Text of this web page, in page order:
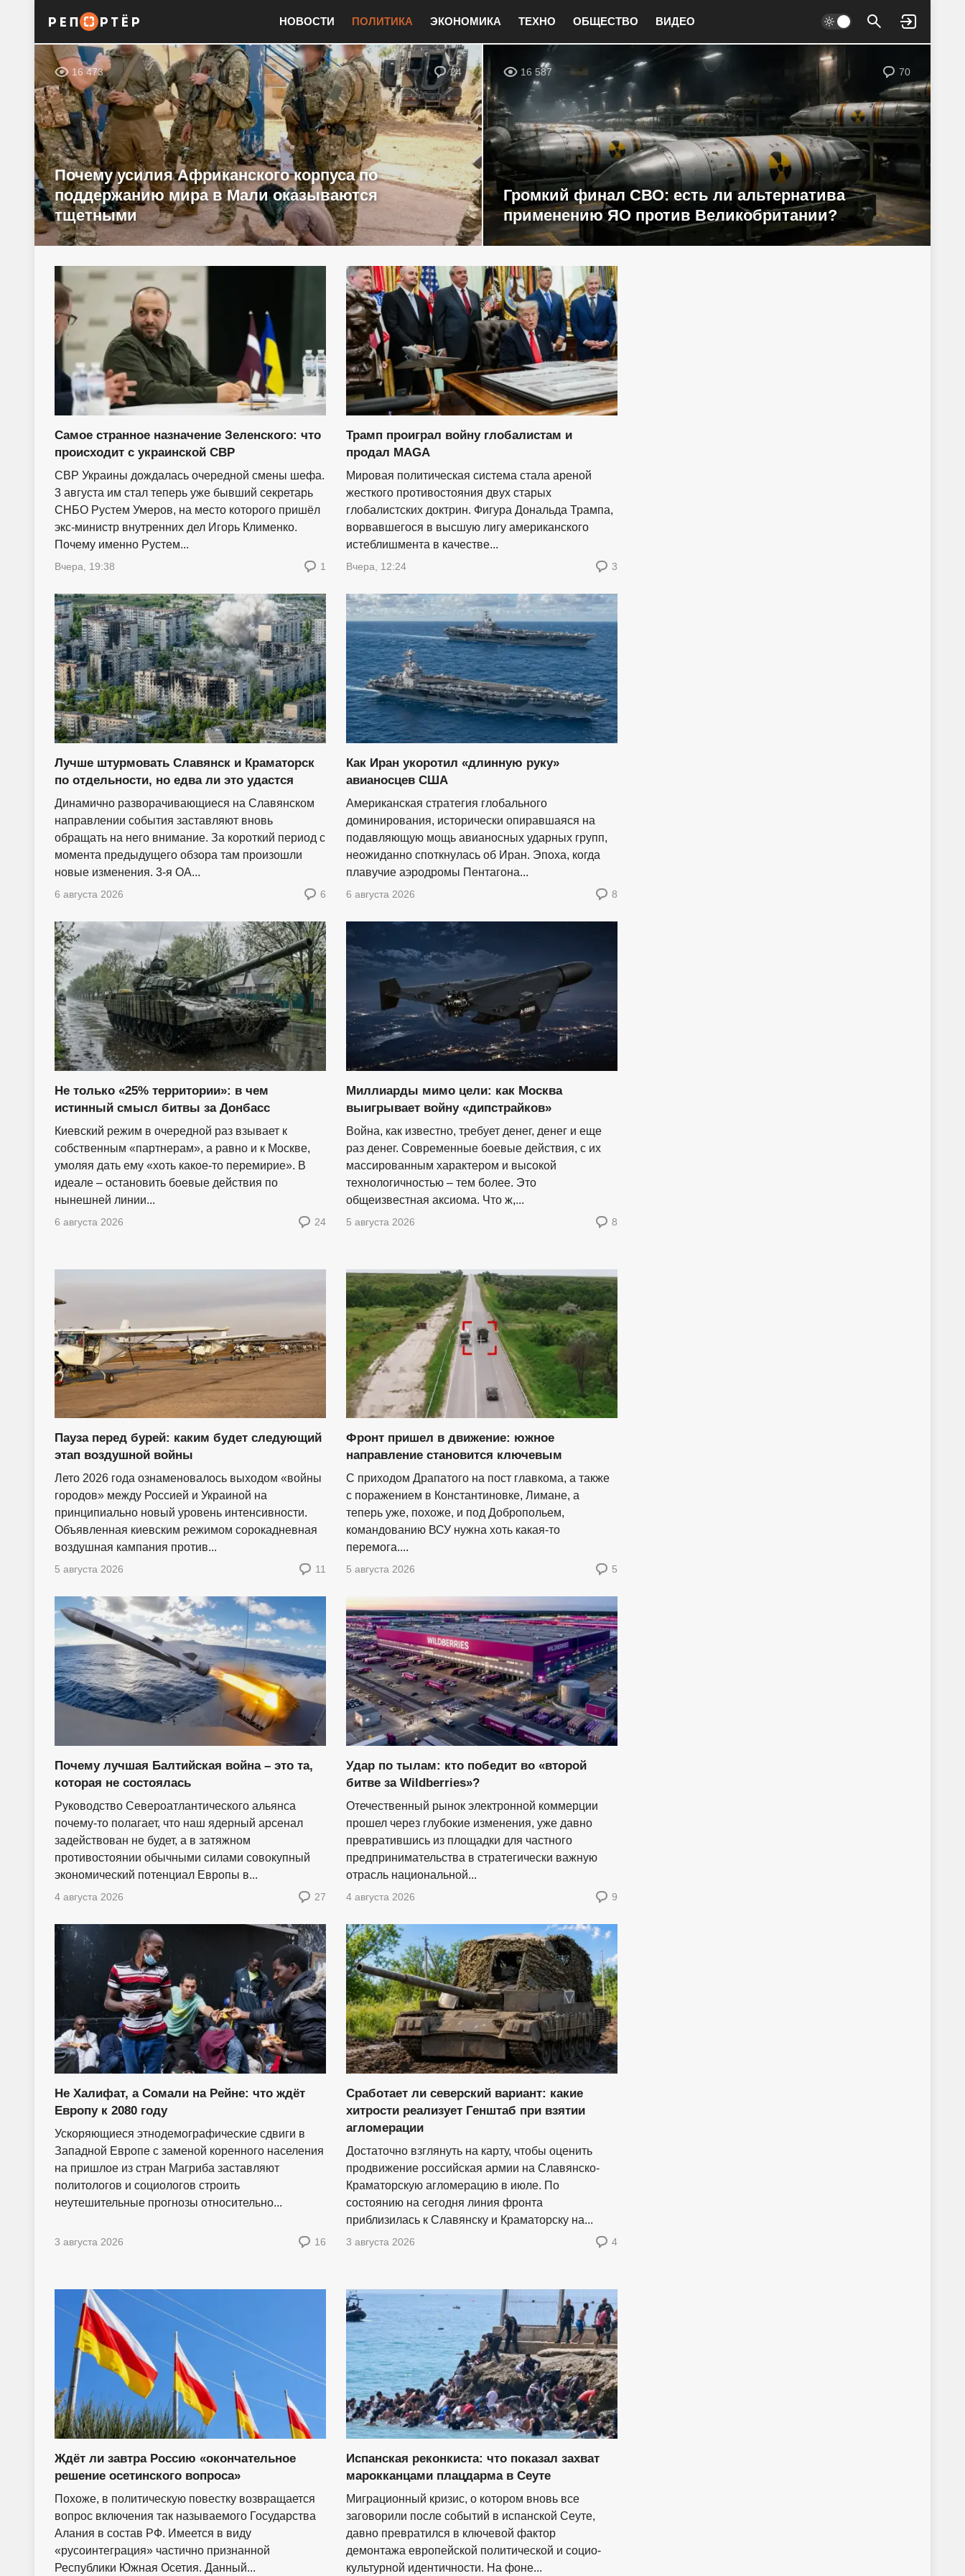
НОВОСТИ ПОЛИТИКА ЭКОНОМИКА ТЕХНО ОБЩЕСТВО ВИДЕО
Войти
16 473 24
Почему усилия Африканского корпуса по
поддержанию мира в Мали оказываются
тщетными
16 587 70
Громкий финал СВО: есть ли альтернатива
применению ЯО против Великобритании?
Самое странное назначение Зеленского: что
происходит с украинской СВР
СВР Украины дождалась очередной смены шефа.
3 августа им стал теперь уже бывший секретарь
СНБО Рустем Умеров, на место которого пришёл
экс-министр внутренних дел Игорь Клименко.
Почему именно Рустем...
Вчера, 19:38 1
Трамп проиграл войну глобалистам и
продал MAGA
Мировая политическая система стала ареной
жесткого противостояния двух старых
глобалистских доктрин. Фигура Дональда Трампа,
ворвавшегося в высшую лигу американского
истеблишмента в качестве...
Вчера, 12:24 3
Лучше штурмовать Славянск и Краматорск
по отдельности, но едва ли это удастся
Динамично разворачивающиеся на Славянском
направлении события заставляют вновь
обращать на него внимание. За короткий период с
момента предыдущего обзора там произошли
новые изменения. 3-я ОА...
6 августа 2026 6
Как Иран укоротил «длинную руку»
авианосцев США
Американская стратегия глобального
доминирования, исторически опиравшаяся на
подавляющую мощь авианосных ударных групп,
неожиданно споткнулась об Иран. Эпоха, когда
плавучие аэродромы Пентагона...
6 августа 2026 8
Не только «25% территории»: в чем
истинный смысл битвы за Донбасс
Киевский режим в очередной раз взывает к
собственным «партнерам», а равно и к Москве,
умоляя дать ему «хоть какое-то перемирие». В
идеале – остановить боевые действия по
нынешней линии...
6 августа 2026 24
Миллиарды мимо цели: как Москва
выигрывает войну «дипстрайков»
Война, как известно, требует денег, денег и еще
раз денег. Современные боевые действия, с их
массированным характером и высокой
технологичностью – тем более. Это
общеизвестная аксиома. Что ж,...
5 августа 2026 8
Пауза перед бурей: каким будет следующий
этап воздушной войны
Лето 2026 года ознаменовалось выходом «войны
городов» между Россией и Украиной на
принципиально новый уровень интенсивности.
Объявленная киевским режимом сорокадневная
воздушная кампания против...
5 августа 2026 11
Фронт пришел в движение: южное
направление становится ключевым
С приходом Драпатого на пост главкома, а также
с поражением в Константиновке, Лимане, а
теперь уже, похоже, и под Добропольем,
командованию ВСУ нужна хоть какая-то
перемога....
5 августа 2026 5
Почему лучшая Балтийская война – это та,
которая не состоялась
Руководство Североатлантического альянса
почему-то полагает, что наш ядерный арсенал
задействован не будет, а в затяжном
противостоянии обычными силами совокупный
экономический потенциал Европы в...
4 августа 2026 27
Удар по тылам: кто победит во «второй
битве за Wildberries»?
Отечественный рынок электронной коммерции
прошел через глубокие изменения, уже давно
превратившись из площадки для частного
предпринимательства в стратегически важную
отрасль национальной...
4 августа 2026 9
Не Халифат, а Сомали на Рейне: что ждёт
Европу к 2080 году
Ускоряющиеся этнодемографические сдвиги в
Западной Европе с заменой коренного населения
на пришлое из стран Магриба заставляют
политологов и социологов строить
неутешительные прогнозы относительно...
3 августа 2026 16
Сработает ли северский вариант: какие
хитрости реализует Генштаб при взятии
агломерации
Достаточно взглянуть на карту, чтобы оценить
продвижение российская армии на Славянско-
Краматорскую агломерацию в июле. По
состоянию на сегодня линия фронта
приблизилась к Славянску и Краматорску на...
3 августа 2026 4
Ждёт ли завтра Россию «окончательное
решение осетинского вопроса»
Похоже, в политическую повестку возвращается
вопрос включения так называемого Государства
Алания в состав РФ. Имеется в виду
«русоинтеграция» частично признанной
Республики Южная Осетия. Данный...
Испанская реконкиста: что показал захват
марокканцами плацдарма в Сеуте
Миграционный кризис, о котором вновь все
заговорили после событий в испанской Сеуте,
давно превратился в ключевой фактор
демонтажа европейской политической и социо-
культурной идентичности. На фоне...